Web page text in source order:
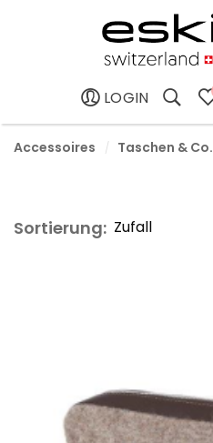
LOGIN
Accessoires Taschen & Co.
Sortierung: